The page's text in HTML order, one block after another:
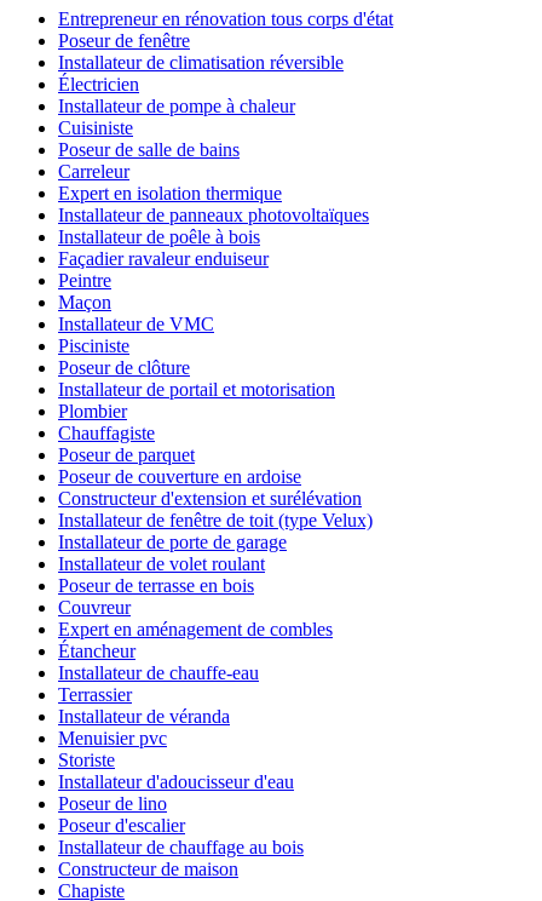
Entrepreneur en rénovation tous corps d'état
Poseur de fenêtre
Installateur de climatisation réversible
Électricien
Installateur de pompe à chaleur
Cuisiniste
Poseur de salle de bains
Carreleur
Expert en isolation thermique
Installateur de panneaux photovoltaïques
Installateur de poêle à bois
Façadier ravaleur enduiseur
Peintre
Maçon
Installateur de VMC
Pisciniste
Poseur de clôture
Installateur de portail et motorisation
Plombier
Chauffagiste
Poseur de parquet
Poseur de couverture en ardoise
Constructeur d'extension et surélévation
Installateur de fenêtre de toit (type Velux)
Installateur de porte de garage
Installateur de volet roulant
Poseur de terrasse en bois
Couvreur
Expert en aménagement de combles
Étancheur
Installateur de chauffe-eau
Terrassier
Installateur de véranda
Menuisier pvc
Storiste
Installateur d'adoucisseur d'eau
Poseur de lino
Poseur d'escalier
Installateur de chauffage au bois
Constructeur de maison
Chapiste